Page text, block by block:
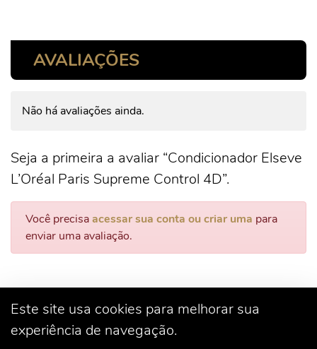
AVALIAÇÕES
Não há avaliações ainda.
Seja a primeira a avaliar “Condicionador Elseve
L’Oréal Paris Supreme Control 4D”.
Você precisaacessar sua conta ou criar uma para
enviar uma avaliação.
Este site usa cookies para melhorar sua
experiência de navegação.